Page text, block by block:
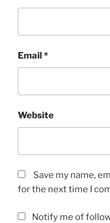
Email*
Website
Save my name,
for the next time I
Notify me of